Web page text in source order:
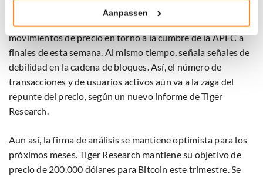
Klik hieronder om ons toestemming te geven om deze
maak gedetailleerde keuzes, waaronder het maken van
bezwaar tegen bedrijven die persoonsgegevens verwerken
op basis van gerechtvaardigd belang. U kunt uw privacy-
instellingen te allen tijde inzien en bijwerken door op de
tekst 'cookies' te klikken onderaan de pagina. Voor meer
informatie: zie ons
Aanpassen
Según Kim, los inversores deben prepararse para más
movimientos de precio en torno a la cumbre de la APEC a
finales de esta semana. Al mismo tiempo, señala señales de
debilidad en la cadena de bloques. Así, el número de
transacciones y de usuarios activos aún va a la zaga del
repunte del precio, según un nuevo informe de Tiger
Research.
Aun así, la firma de análisis se mantiene optimista para los
próximos meses. Tiger Research mantiene su objetivo de
precio de 200.000 dólares para Bitcoin este trimestre. Se